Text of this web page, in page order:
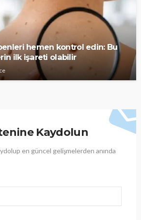
hemen kontrol edin: Bu
ilk işareti olabilir
Kaydolun
en güncel gelişmelerden anında